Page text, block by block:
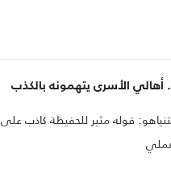
أهالي الأسرى يتهمونه بالكذب
قوله مثير للحفيظة كاذب على